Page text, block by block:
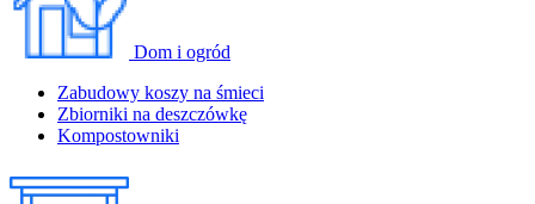
Dom i ogród
Zabudowy koszy na śmieci
Zbiorniki na deszczówkę
Kompostowniki